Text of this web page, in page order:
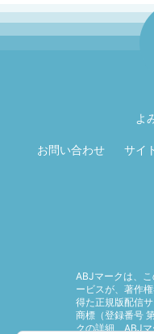
よ
お問い合わせ サイ
ABJマークは、
ービスが、著作
得た正規版配信
商標（登録番号
クの詳細、ABJ